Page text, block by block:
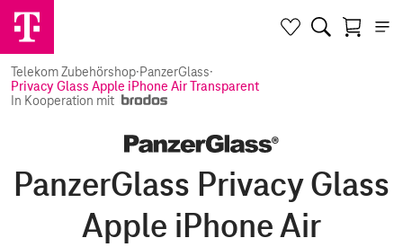
Telekom Zubehörshop·PanzerGlass·
Privacy Glass Apple iPhone Air Transparent
In Kooperation mit
PanzerGlass Privacy Glass
Apple iPhone Air